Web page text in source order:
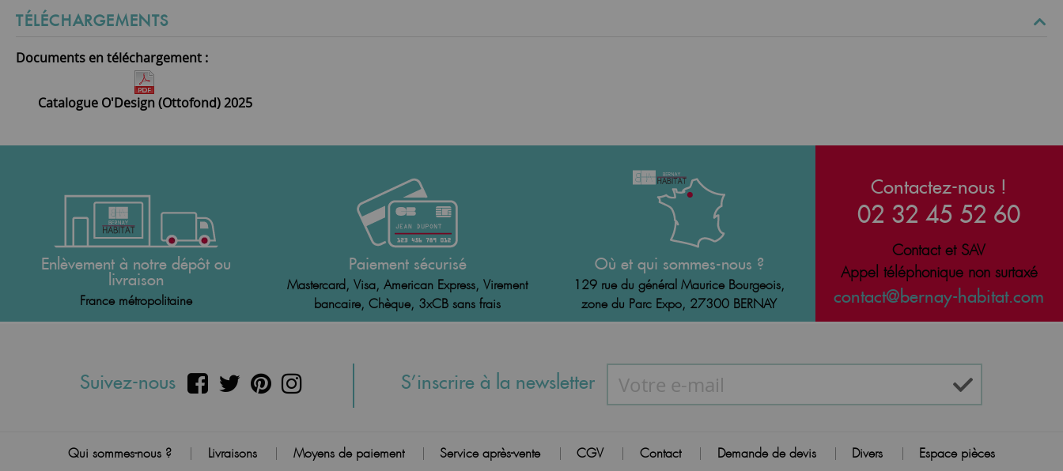
TÉLÉCHARGEMENTS
Documents en téléchargement :
Catalogue O'Design (Ottofond) 2025
Enlèvement à notre dépôt ou
livraison
France métropolitaine
Paiement sécurisé
Mastercard, Visa, American Express, Virement
bancaire, Chèque, 3xCB sans frais
Où et qui sommes-nous ?
129 rue du général Maurice Bourgeois,
zone du Parc Expo, 27300 BERNAY
Contactez-nous !
02 32 45 52 60
Contact et SAV
Appel téléphonique non surtaxé
contact@bernay-habitat.com
Suivez-nous S’inscrire à la newsletter
Qui sommes-nous ? Livraisons Moyens de paiement Service après-vente CGV Contact Demande de devis Divers Espace pièces